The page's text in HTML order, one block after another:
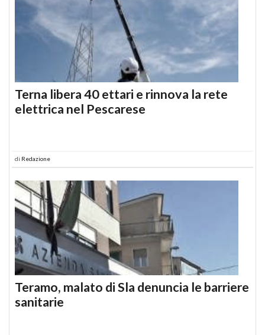
Terna libera 40 ettari e rinnova la rete
elettrica nel Pescarese
di Redazione
Teramo, malato di Sla denuncia le barriere
sanitarie